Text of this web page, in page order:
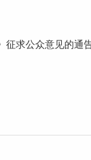
征求公众意见的通